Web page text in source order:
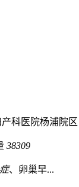
科医院杨浦院区
38309
、卵巢早...